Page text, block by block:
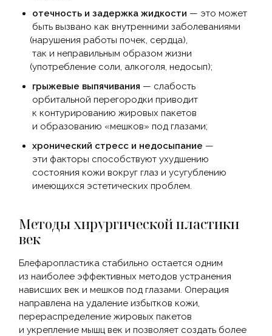
отечность и задержка жидкости — это может
быть вызвано как внутренними заболеваниями
(нарушения работы почек, сердца),
так и неправильным образом жизни
(употреблениесоли, алкоголя, недосып);
грыжевые выпячивания — слабость
орбитальной перегородки приводит
к контурированию жировых пакетов
и образованию «мешков» под глазами;
хронический стресс и недосыпание —
эти факторы способствуют ухудшению
состояния кожи вокруг глаз и усугублению
имеющихся эстетических проблем.
Методы хирургической пластики
век
Блефаропластика стабильно остается одним
из наиболее эффективных методов устранения
нависших век и мешков под глазами. Операция
направлена на удаление избытков кожи,
перераспределение жировых пакетов
и укрепление мышц век и позволяет создать более